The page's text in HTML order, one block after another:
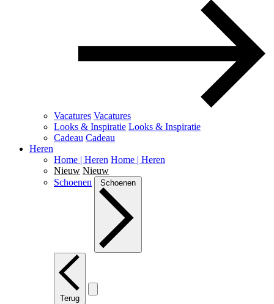
Vacatures Vacatures
Looks & Inspiratie Looks & Inspiratie
Cadeau Cadeau
Heren
Home | Heren Home | Heren
Nieuw Nieuw
Schoenen
Schoenen
Terug